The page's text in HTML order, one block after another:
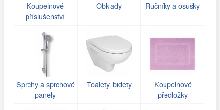
Koupelnové
příslušenství
Obklady Ručníky a osušky
Sprchy a sprchové
panely
Toalety, bidety
Koupelnové
předložky